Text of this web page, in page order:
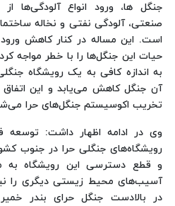
جنگل ها، ورود انواع آلودگی‌ها
صنعتی، آلودگی نفتی و نخاله
است. این مساله در کنار کاهش
حیات این جنگل‌ها را با خطر مواجه
به اندازه کافی به یک رویشگاه
آن جنگل کاهش می‌یابد و این اتفاق
تخریب اکوسیستم جنگل‌های حرا
وی در ادامه اظهار داشت: توسعه
رویشگاه‌های جنگلی حرا در جنوب
و قطع دسترسی این رویشگاه به
آسیب‌های محیط زیستی دیگری را
در بالادست جنگل حرای بندر خمیر